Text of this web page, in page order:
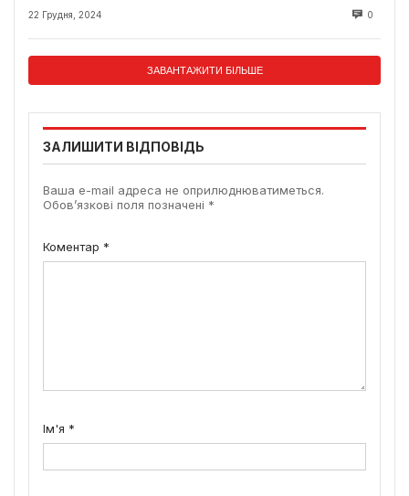
22 Грудня, 2024 0
ЗАВАНТАЖИТИ БІЛЬШЕ
ЗАЛИШИТИ ВІДПОВІДЬ
Ваша e-mail адреса не оприлюднюватиметься.
Обов’язкові поля позначені *
Коментар *
Ім'я *